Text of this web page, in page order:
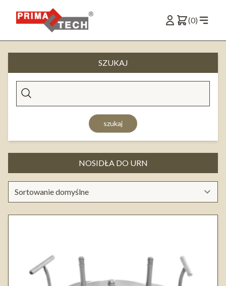
(0)
SZUKAJ
szukaj
NOSIDŁA DO URN